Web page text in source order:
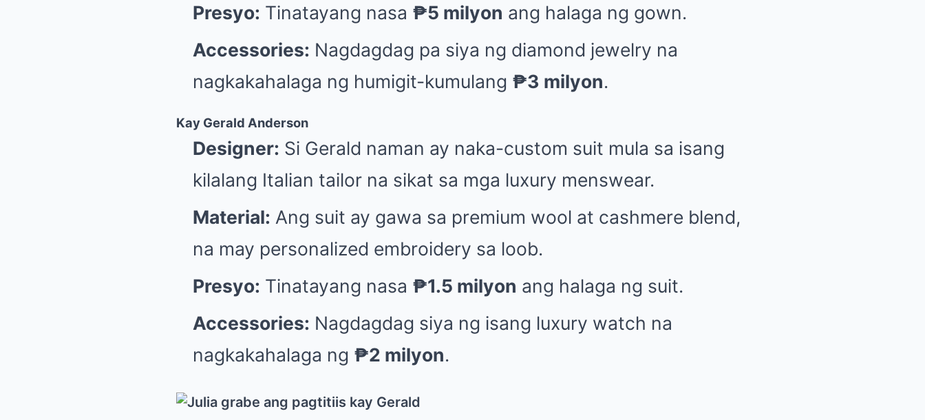
Presyo: Tinatayang nasa ₱5 milyon ang halaga ng gown.
Accessories: Nagdagdag pa siya ng diamond jewelry na
nagkakahalaga ng humigit-kumulang ₱3 milyon.
Kay Gerald Anderson
Designer: Si Gerald naman ay naka-custom suit mula sa isang
kilalang Italian tailor na sikat sa mga luxury menswear.
Material: Ang suit ay gawa sa premium wool at cashmere blend,
na may personalized embroidery sa loob.
Presyo: Tinatayang nasa ₱1.5 milyon ang halaga ng suit.
Accessories: Nagdagdag siya ng isang luxury watch na
nagkakahalaga ng ₱2 milyon.